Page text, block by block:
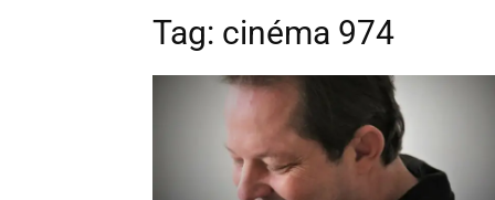
Tag: cinéma 974